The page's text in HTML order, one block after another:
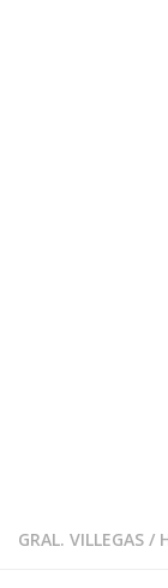
GRAL. VILLEGAS /